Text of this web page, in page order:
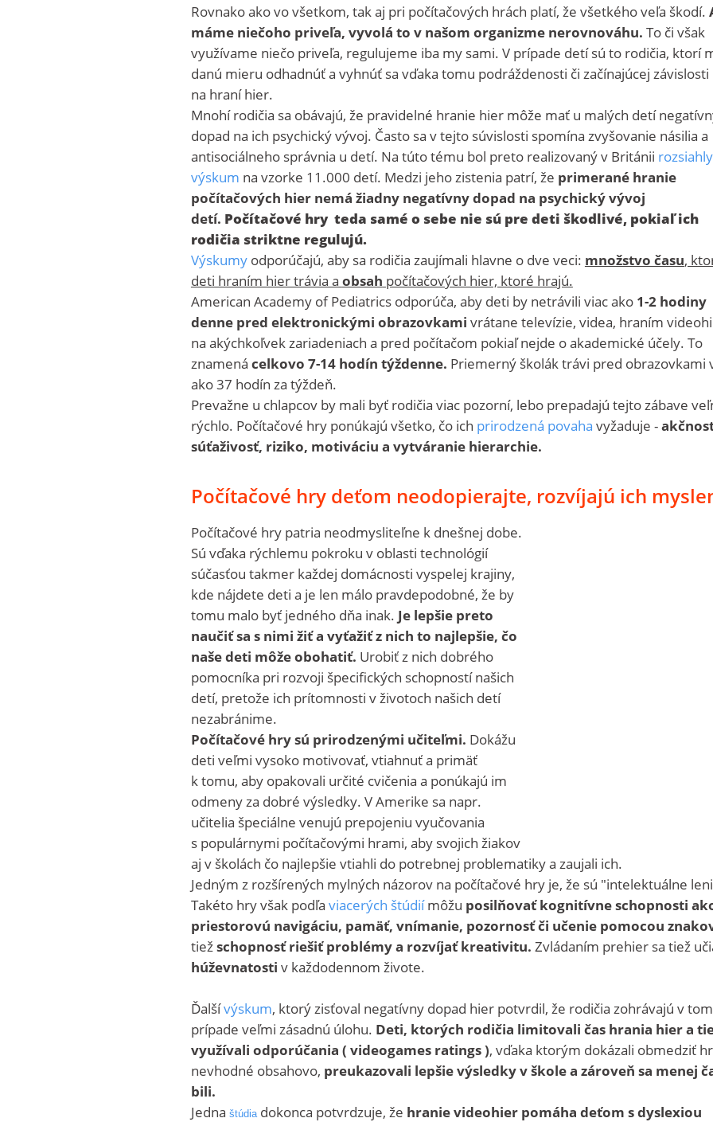
Rovnako ako vo všetkom, tak aj pri počítačových hrách platí, že všetkého veľa škodí.
máme niečoho priveľa, vyvolá to v našom organizme nerovnováhu. To či však
využívame niečo priveľa, regulujeme iba my sami. V prípade detí sú to rodičia, ktorí
danú mieru odhadnúť a vyhnúť sa vďaka tomu podráždenosti či začínajúcej
na hraní hier.
Mnohí rodičia sa obávajú, že pravidelné hranie hier môže mať u malých detí
dopad na ich psychický vývoj. Často sa v tejto súvislosti spomína zvyšovanie násilia a
antisociálneho správnia u detí. Na túto tému bol preto realizovaný v Británii rozsiahly
výskum na vzorke 11.000 detí. Medzi jeho zistenia patrí, že primerané hranie
počítačových hier nemá žiadny negatívny dopad na psychický vývoj
detí. Počítačové hry teda samé o sebe nie sú pre deti škodlivé, pokiaľ ich
rodičia striktne regulujú.
Výskumyodporúčajú, aby sa rodičia zaujímali hlavne o dve veci: množstvo času,
deti hraním hier trávia a obsah počítačových hier, ktoré hrajú.
American Academy of Pediatrics odporúča, aby deti by netrávili viac ako 1-2 hodiny
denne pred elektronickými obrazovkami vrátane televízie, videa, hraním
na akýchkoľvek zariadeniach a pred počítačom pokiaľ nejde o akademické účely. To
znamená celkovo 7-14 hodín týždenne. Priemerný školák trávi pred obrazovkami
ako 37 hodín za týždeň.
Prevažne u chlapcov by mali byť rodičia viac pozorní, lebo prepadajú tejto zábave
rýchlo. Počítačové hry ponúkajú všetko, čo ich prirodzená povaha vyžaduje -
súťaživosť, riziko, motiváciu a vytváranie hierarchie.
Počítačové hry deťom neodopierajte, rozvíjajú ich
Počítačové hry patria neodmysliteľne k dnešnej dobe.
Sú vďaka rýchlemu pokroku v oblasti technológií
súčasťou takmer každej domácnosti vyspelej krajiny,
kde nájdete deti a je len málo pravdepodobné, že by
tomu malo byť jedného dňa inak. Je lepšie preto
naučiť sa s nimi žiť a vyťažiť z nich to najlepšie, čo
naše deti môže obohatiť. Urobiť z nich dobrého
pomocníka pri rozvoji špecifických schopností našich
detí, pretože ich prítomnosti v životoch našich detí
nezabránime.
Počítačové hry sú prirodzenými učiteľmi. Dokážu
deti veľmi vysoko motivovať, vtiahnuť a primäť
k tomu, aby opakovali určité cvičenia a ponúkajú im
odmeny za dobré výsledky. V Amerike sa napr.
učitelia špeciálne venujú prepojeniu vyučovania
s populárnymi počítačovými hrami, aby svojich žiakov
aj v školách čo najlepšie vtiahli do potrebnej problematiky a zaujali ich.
Jedným z rozšírených mylných názorov na počítačové hry je, že sú "intelektuálne
Takéto hry však podľa viacerých štúdiímôžu posilňovať kognitívne schopnosti
priestorovú navigáciu, pamäť, vnímanie, pozornosť či učenie pomocou
tiežschopnosť riešiť problémy a rozvíjať kreativitu. Zvládaním prehier sa tiež
húževnatosti v každodennom živote.
Ďalšívýskum, ktorý zisťoval negatívny dopad hier potvrdil, že rodičia zohrávajú v
prípade veľmi zásadnú úlohu. Deti, ktorých rodičia limitovali čas hrania hier a
využívali odporúčania ( videogames ratings ), vďaka ktorým dokázali obmedziť
nevhodné obsahovo, preukazovali lepšie výsledky v škole a zároveň sa menej
bili.
Jedna štúdiadokonca potvrdzuje, že hranie videohier pomáha deťom s dyslexiou